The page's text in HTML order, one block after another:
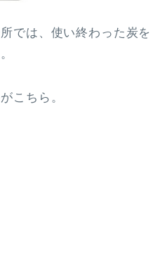
では、使い終わった炭を
こちら。